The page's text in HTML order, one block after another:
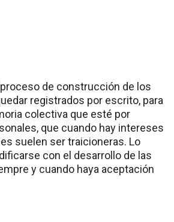
de construcción de los
registrados por escrito, para
colectiva que esté por
que cuando hay intereses
suelen ser traicioneras. Lo
con el desarrollo de las
y cuando haya aceptación